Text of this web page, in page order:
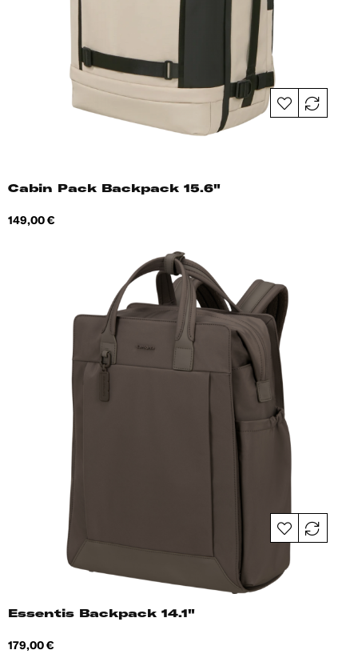
Cabin Pack Backpack 15.6"
Hind
149,00 €
Essentis Backpack 14.1"
Hind
179,00 €